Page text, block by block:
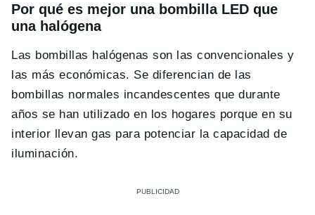
Por qué es mejor una bombilla LED que
una halógena
Las bombillas halógenas son las convencionales y
las más económicas. Se diferencian de las
bombillas normales incandescentes que durante
años se han utilizado en los hogares porque en su
interior llevan gas para potenciar la capacidad de
iluminación.